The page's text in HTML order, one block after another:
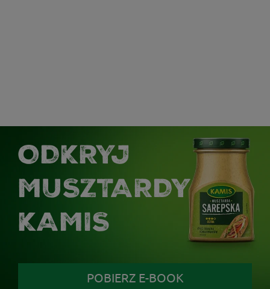
ODKRYJ
MUSZTARDY
KAMIS
POBIERZ E-BOOK